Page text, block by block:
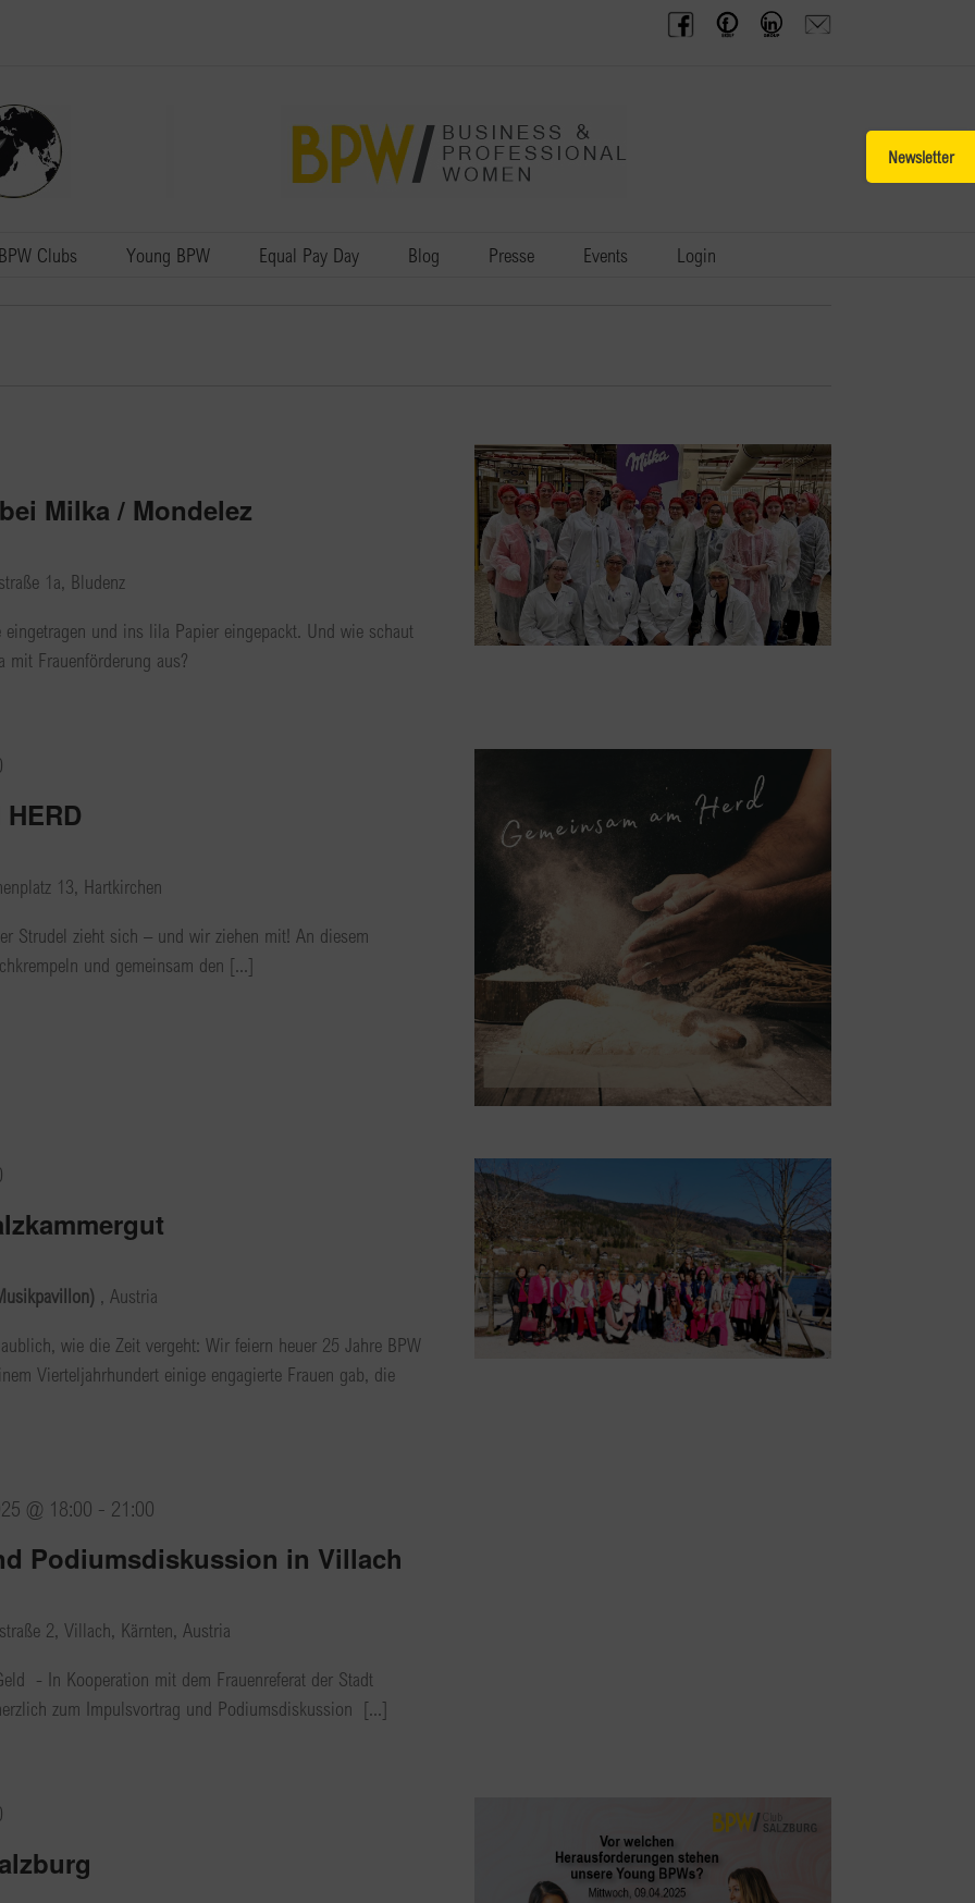
BPW
Austria
Offenes
Frauennetzwerk
BPW
Gruppe
Anfrage
schicken
BPW Clubs Young BPW Equal Pay Day Blog Presse Events Login
Milka / Mondelez
1a, Bludenz
eingetragen und ins lila Papier eingepackt. Und wie schaut
Frauenförderung aus?
13, Hartkirchen
Strudel zieht sich – und wir ziehen mit! An diesem
und gemeinsam den [...]
, Austria
wie die Zeit vergeht: Wir feiern heuer 25 Jahre BPW
Vierteljahrhundert einige engagierte Frauen gab, die
Podiumsdiskussion in Villach
@ 18:00 - 21:00
2, Villach, Kärnten, Austria
- In Kooperation mit dem Frauenreferat der Stadt
zum Impulsvortrag und Podiumsdiskussion [...]
Sliding